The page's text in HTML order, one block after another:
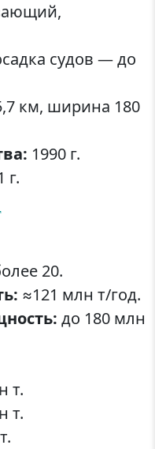
судов — до
км, ширина 180
1990 г.
г.
20.
≈121 млн т/год.
до 180 млн
т.
т.